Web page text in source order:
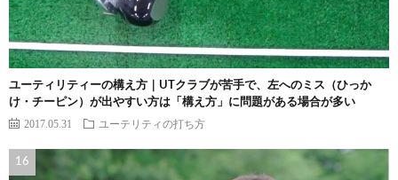
ユーティリティーの構え方｜UTクラブが苦手で、左へのミス（ひっか
け・チーピン）が出やすい方は「構え方」に問題がある場合が多い
2017.05.31 ユーテリティの打ち方